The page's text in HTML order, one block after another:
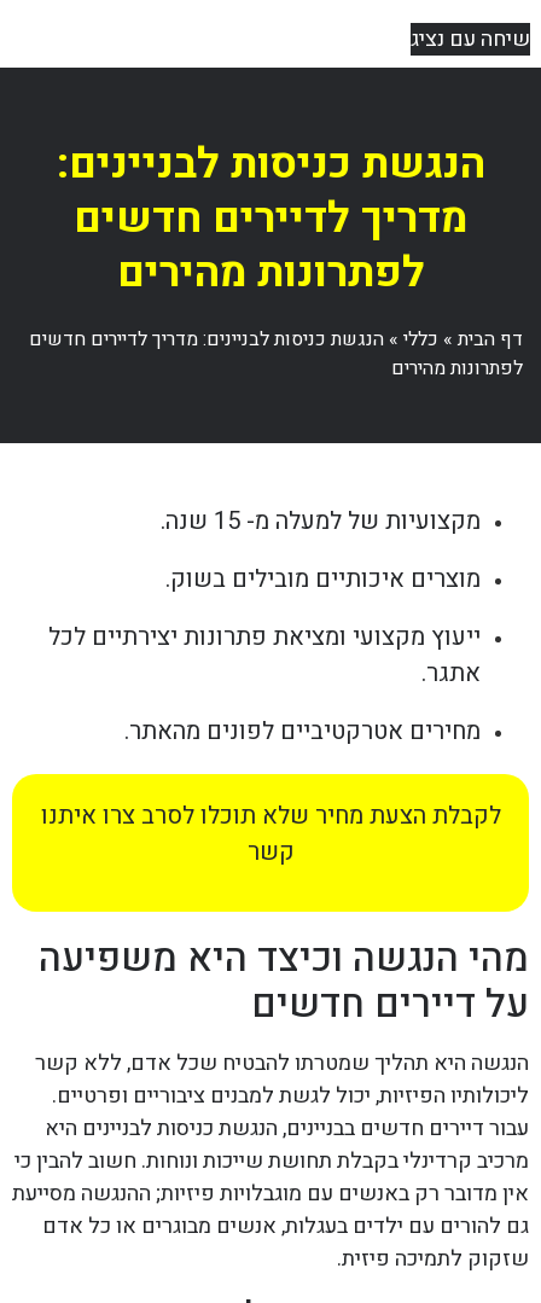
שיחה עם נציג
הנגשת כניסות לבניינים:
מדריך לדיירים חדשים
לפתרונות מהירים
דף הבית» כללי» הנגשת כניסות לבניינים: מדריך לדיירים חדשים
לפתרונות מהירים
מקצועיות של למעלה מ- 15 שנה.
מוצרים איכותיים מובילים בשוק.
ייעוץ מקצועי ומציאת פתרונות יצירתיים לכל
אתגר.
מחירים אטרקטיביים לפונים מהאתר.
לקבלת הצעת מחיר שלא תוכלו לסרב צרו איתנו
קשר
מהי הנגשה וכיצד היא משפיעה
על דיירים חדשים
הנגשה היא תהליך שמטרתו להבטיח שכל אדם, ללא קשר
ליכולותיו הפיזיות, יכול לגשת למבנים ציבוריים ופרטיים.
עבור דיירים חדשים בבניינים, הנגשת כניסות לבניינים היא
מרכיב קרדינלי בקבלת תחושת שייכות ונוחות. חשוב להבין כי
אין מדובר רק באנשים עם מוגבלויות פיזיות; ההנגשה מסייעת
גם להורים עם ילדים בעגלות, אנשים מבוגרים או כל אדם
שזקוק לתמיכה פיזית.